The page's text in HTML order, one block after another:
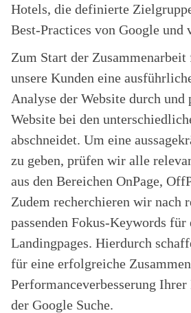
Hotels, die definierte
Best-Practices von Google und
Zum Start der
unsere Kunden eine
Analyse der Website durch
Website bei den
abschneidet. Um eine
zu geben, prüfen wir alle
aus den Bereichen OnPage,
Zudem recherchieren wir nach
passenden Fokus-Keywords für
Landingpages. Hierdurch
für eine erfolgreiche
Performanceverbesserung
der Google Suche.